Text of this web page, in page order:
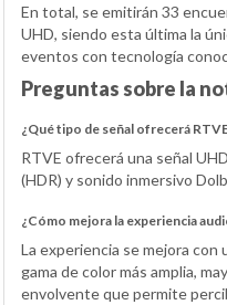
En total, se emitirán 33
UHD, siendo esta última la
eventos con tecnología
Preguntas sobre la
¿Qué tipo de señal ofrecerá
RTVE ofrecerá una señal
(HDR) y sonido inmersivo
¿Cómo mejora la experiencia
La experiencia se mejora con
gama de color más amplia,
envolvente que permite